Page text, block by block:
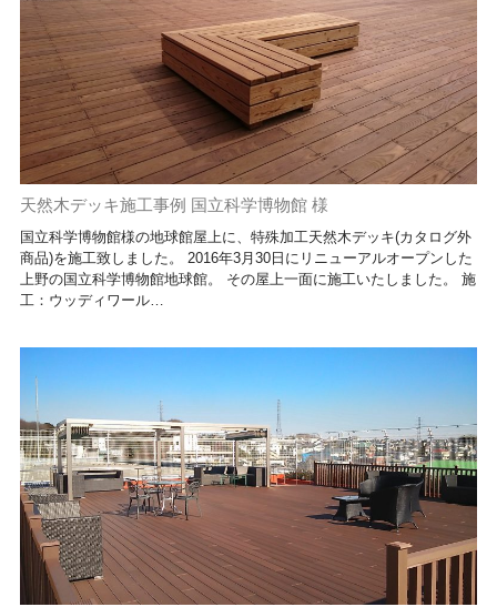
天然木デッキ施工事例 国立科学博物館 様
国立科学博物館様の地球館屋上に、特殊加工天然木デッキ(カタログ外
商品)を施工致しました。 2016年3月30日にリニューアルオープンした
上野の国立科学博物館地球館。 その屋上一面に施工いたしました。 施
工：ウッディワール…